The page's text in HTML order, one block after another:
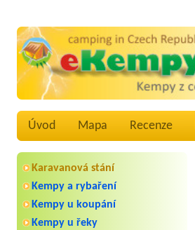
Úvod Mapa Recenze
Karavanová stání
Kempy a rybaření
Kempy u koupání
Kempy u řeky